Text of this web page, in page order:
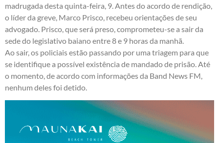
madrugada desta quinta-feira, 9. Antes do acordo de rendição,
o líder da greve, Marco Prisco, recebeu orientações de seu
advogado. Prisco, que será preso, comprometeu-se a sair da
sede do legislativo baiano entre 8 e 9 horas da manhã.
Ao sair, os policiais estão passando por uma triagem para que
se identifique a possível existência de mandado de prisão. Até
o momento, de acordo com informações da Band News FM,
nenhum deles foi detido.